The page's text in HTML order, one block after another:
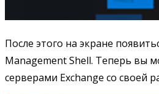
После этого на экране
Management Shell. Теперь вы
серверами Exchange со своей